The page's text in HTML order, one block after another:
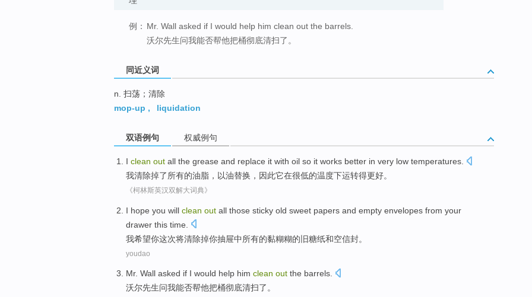
例： Mr. Wall asked if I would help him clean out the barrels.
沃尔先生问我能否帮他把桶彻底清扫了。
同近义词
n. 扫荡；清除
mop-up , liquidation
双语例句 权威例句
I clean out all the grease and replace it with oil so it works better in very low temperatures
我清除掉了所有的油脂 ， 以油替换 ， 因此它在很低的温度下运转得更好。
《柯林斯英汉双解大词典》
I hope you will clean out all those sticky old sweet papers and empty envelopes from your
drawer this time
我希望你这次将清除掉你抽屉中所有的黏糊糊的 旧糖纸和空信封。
youdao
Mr. Wall asked if I would help him clean out the barrels.
沃尔先生问我能否帮他把桶彻底清扫了。